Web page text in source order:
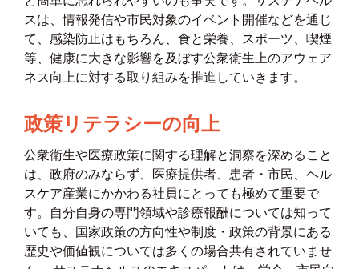
スは、情報発信や市民対象のイベント開催などを通じ
て、感染防止はもちろん、食と栄養、スポーツ、喫煙
等、健康に大きな影響を及ぼす公衆衛生上のアウェア
ネス向上に対する取り組みを推進していきます。
政策リテラシーの向上
公衆衛生や医療政策に関する理解と洞察を深めること
は、政府のみならず、医療提供者、患者・市民、ヘル
スケア産業にかかわる社員にとっても極めて重要で
す。自分自身の専門領域や診療報酬については知って
いても、国家政策の方向性や制度・政策の背景にある
歴史や価値観については多くの場合共有されていませ